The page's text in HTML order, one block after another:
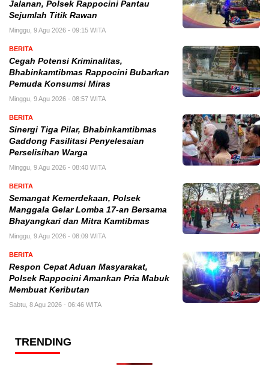
Jalanan, Polsek Rappocini Pantau
Sejumlah Titik Rawan
Minggu, 9 Agu 2026 - 09:15 WITA
BERITA
Cegah Potensi Kriminalitas,
Bhabinkamtibmas Rappocini Bubarkan
Pemuda Konsumsi Miras
Minggu, 9 Agu 2026 - 08:57 WITA
BERITA
Sinergi Tiga Pilar, Bhabinkamtibmas
Gaddong Fasilitasi Penyelesaian
Perselisihan Warga
Minggu, 9 Agu 2026 - 08:40 WITA
BERITA
Semangat Kemerdekaan, Polsek
Manggala Gelar Lomba 17-an Bersama
Bhayangkari dan Mitra Kamtibmas
Minggu, 9 Agu 2026 - 08:09 WITA
BERITA
Respon Cepat Aduan Masyarakat,
Polsek Rappocini Amankan Pria Mabuk
Membuat Keributan
Sabtu, 8 Agu 2026 - 06:46 WITA
TRENDING